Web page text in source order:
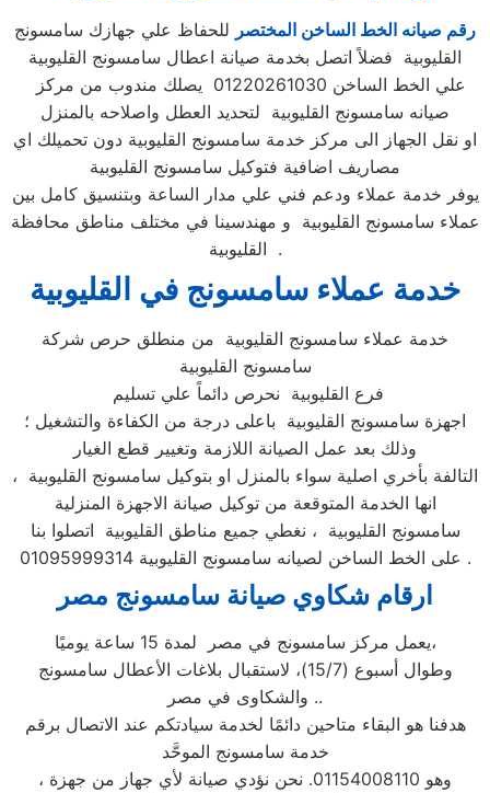
رقم صيانه الخط الساخن المختصر للحفاظ علي جهازك سامسونج
القليوبية فضلاً اتصل بخدمة صيانة اعطال سامسونج القليوبية
صيانه سامسونج القليوبية لتحديد العطل واصلاحه بالمنزل
او نقل الجهاز الى مركز خدمة سامسونج القليوبية دون تحميلك اي
مصاريف اضافية فتوكيل سامسونج القليوبية
يوفر خدمة عملاء ودعم فني علي مدار الساعة وبتنسيق كامل بين
عملاء سامسونج القليوبية و مهندسينا في مختلف مناطق محافظة
القليوبية .
خدمة عملاء سامسونج في القليوبية
خدمة عملاء سامسونج القليوبية من منطلق حرص شركة
سامسونج القليوبية
فرع القليوبية نحرص دائماً علي تسليم
اجهزة سامسونج القليوبية باعلى درجة من الكفاءة والتشغيل ؛
وذلك بعد عمل الصيانة اللازمة وتغيير قطع الغيار
التالفة بأخري اصلية سواء بالمنزل او بتوكيل سامسونج القليوبية ،
انها الخدمة المتوقعة من توكيل صيانة الاجهزة المنزلية
سامسونج القليوبية ، نغطي جميع مناطق القليوبية اتصلوا بنا
على الخط الساخن لصيانه سامسونج القليوبية 01095999314 .
ارقام شكاوي صيانة سامسونج مصر
يعمل مركز سامسونج في مصر لمدة 15 ساعة يوميًا،
وطوال أسبوع (15/7)، لاستقبال بلاغات الأعطال سامسونج
والشكاوى في مصر ..
هدفنا هو البقاء متاحين دائمًا لخدمة سيادتكم عند الاتصال برقم
خدمة سامسونج الموحَّد
، وهو 01154008110. نحن نؤدي صيانة لأي جهاز من جهزة